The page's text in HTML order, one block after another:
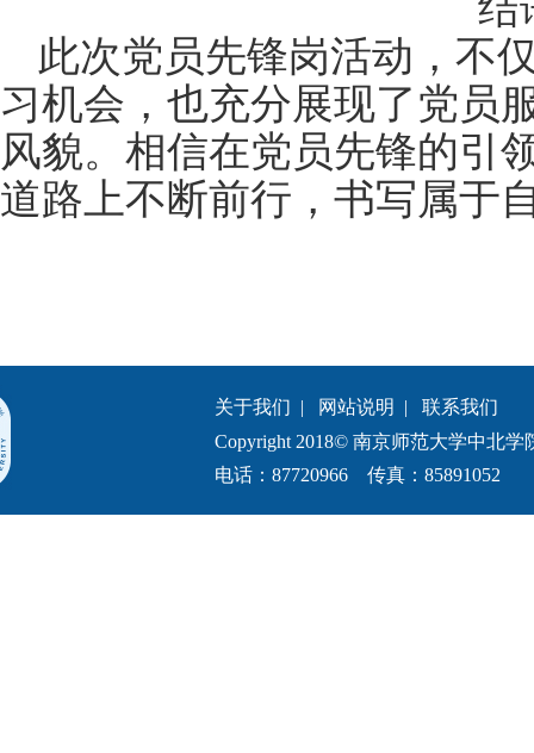
此次党员先锋岗活动，不
习机会，也充分展现了党员
风貌。相信在党员先锋的引
道路上不断前行，书写属于
关于我们 | 网站说明 | 联系我们
Copyright 2018© 南京师范大学中北学
电话：87720966 传真：85891052